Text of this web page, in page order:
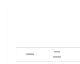
一
二